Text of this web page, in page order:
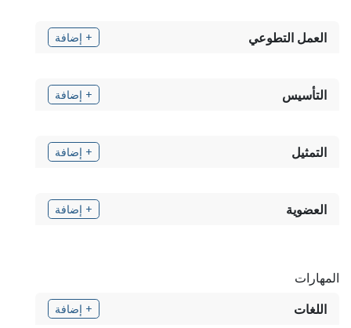
العمل التطوعي + إضافة
التأسيس + إضافة
التمثيل + إضافة
العضوية + إضافة
المهارات
اللغات
+ إضافة